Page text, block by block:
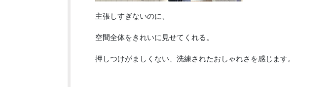
主張しすぎないのに、
空間全体をきれいに見せてくれる。
押しつけがましくない、洗練されたおしゃれさを感じます。